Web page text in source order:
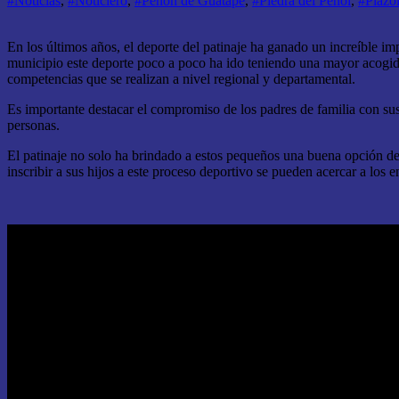
En los últimos años, el deporte del patinaje ha ganado un increíble
municipio este deporte poco a poco ha ido teniendo una mayor
competencias que se realizan a nivel regional y departamental.
Es importante destacar el compromiso de los padres de familia con
personas.
El patinaje no solo ha brindado a estos pequeños una buena opción
inscribir a sus hijos a este proceso deportivo se pueden acercar a